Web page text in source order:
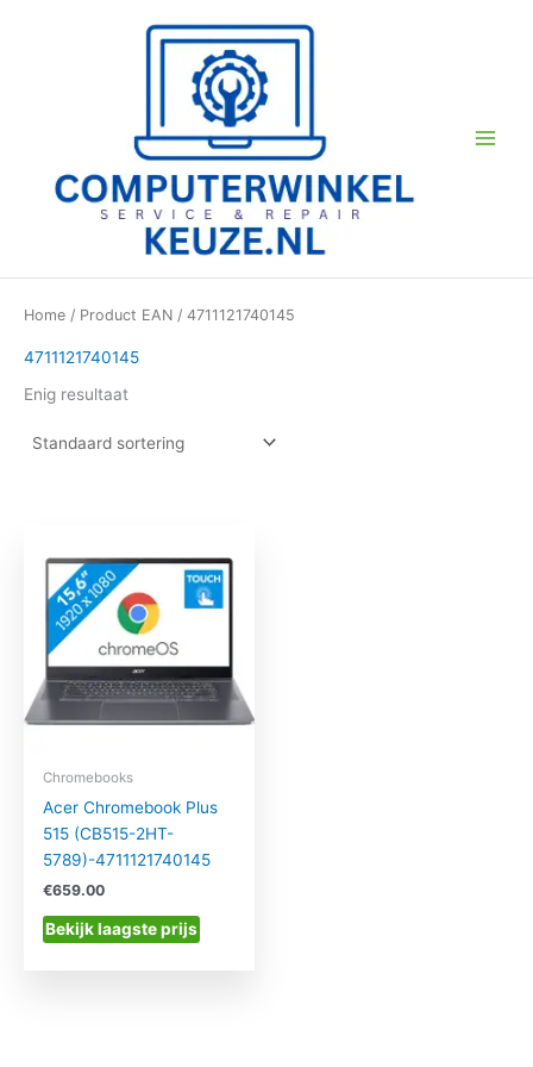
Home / Product EAN / 4711121740145
4711121740145
Enig resultaat
Chromebooks
Acer Chromebook Plus
515 (CB515-2HT-
5789)-4711121740145
€659.00
Bekijk laagste prijs